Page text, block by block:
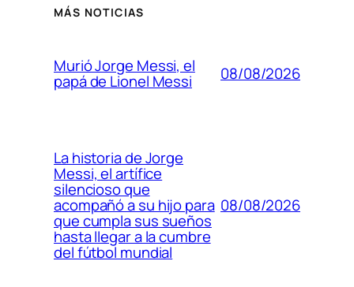
MÁS NOTICIAS
Murió Jorge Messi, el
papá de Lionel Messi 08/08/2026
La historia de Jorge
Messi, el artífice
silencioso que
acompañó a su hijo para
que cumpla sus sueños
hasta llegar a la cumbre
del fútbol mundial
08/08/2026